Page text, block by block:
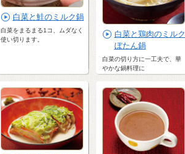
白菜と鮭のミルク鍋
白菜をまるまる1コ、ムダなく
使い切ります。
白菜と鶏肉のミルク
ぼたん鍋
白菜の切り方に一工夫で、華
やかな鍋料理に